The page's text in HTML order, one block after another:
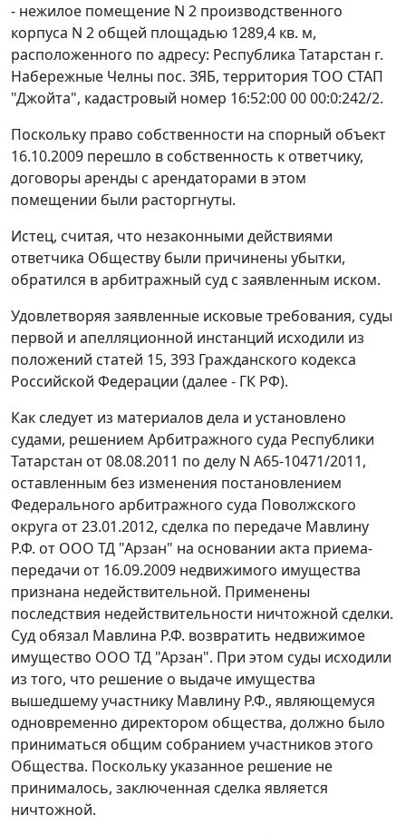
- нежилое помещение N 2 производственного
корпуса N 2 общей площадью 1289,4 кв. м,
расположенного по адресу: Республика Татарстан г.
Набережные Челны пос. ЗЯБ, территория ТОО СТАП
"Джойта", кадастровый номер 16:52:00 00 00:0:242/2.
Поскольку право собственности на спорный объект
16.10.2009 перешло в собственность к ответчику,
договоры аренды с арендаторами в этом
помещении были расторгнуты.
Истец, считая, что незаконными действиями
ответчика Обществу были причинены убытки,
обратился в арбитражный суд с заявленным иском.
Удовлетворяя заявленные исковые требования, суды
первой и апелляционной инстанций исходили из
положений статей 15, 393 Гражданского кодекса
Российской Федерации (далее - ГК РФ).
Как следует из материалов дела и установлено
судами, решением Арбитражного суда Республики
Татарстан от 08.08.2011 по делу N А65-10471/2011,
оставленным без изменения постановлением
Федерального арбитражного суда Поволжского
округа от 23.01.2012, сделка по передаче Мавлину
Р.Ф. от ООО ТД "Арзан" на основании акта приема-
передачи от 16.09.2009 недвижимого имущества
признана недействительной. Применены
последствия недействительности ничтожной сделки.
Суд обязал Мавлина Р.Ф. возвратить недвижимое
имущество ООО ТД "Арзан". При этом суды исходили
из того, что решение о выдаче имущества
вышедшему участнику Мавлину Р.Ф., являющемуся
одновременно директором общества, должно было
приниматься общим собранием участников этого
Общества. Поскольку указанное решение не
принималось, заключенная сделка является
ничтожной.